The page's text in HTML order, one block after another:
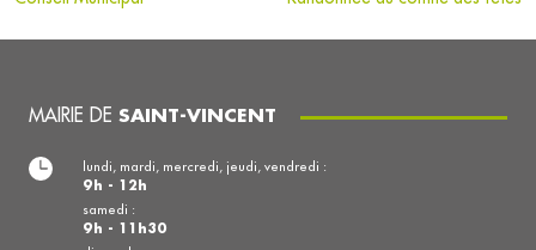
MAIRIE DE SAINT-VINCENT
lundi, mardi, mercredi, jeudi, vendredi :
9h - 12h
samedi :
9h - 11h30